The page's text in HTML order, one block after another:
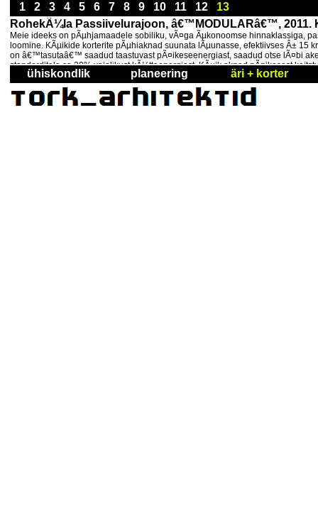
1 2 3 4 5 6 7 8 9 10 11 12
13
RohekÃ¼la Passiivelurajoon, â€™MODULARâ€™, 2011.
Meie ideeks on pÃµhjamaadele sobiliku, vÃ¤ga Ãµkonoomse hinnaklassiga,
loomine. KÃµikide korterite pÃµhiaknad suunata lÃµunasse, efektiivses Â±
on â€™tasutaâ€™ saadud taastuvast pÃ¤ikeseenergiast, saadud otse lÃ¤bi
standarditele ca 20% vajalikust kÃ¼tteenergiast. KÃµik aknad pÃ¤ikesest
ühiskondlik planeering äri + korter